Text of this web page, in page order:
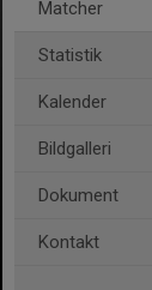
Matcher
Statistik
Kalender
Bildgalleri
Dokument
Kontakt